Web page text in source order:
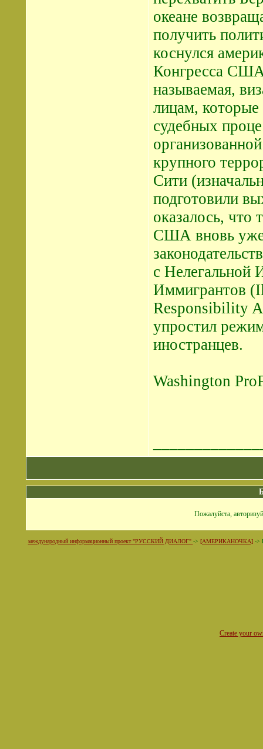
океане
получить
коснулся
Конгресса США
называемая,
лицам, которые
судебных
крупного
Сити
подготовили
оказалось, что
США вновь
с Нелегальной
Иммигрантов
Responsibility
упростил
иностранцев.
Washington
Пожалуйста,
международный информационный проект "РУССКИЙ ДИАЛОГ" -> [АМЕРИКАНОЧКА]->
Create your